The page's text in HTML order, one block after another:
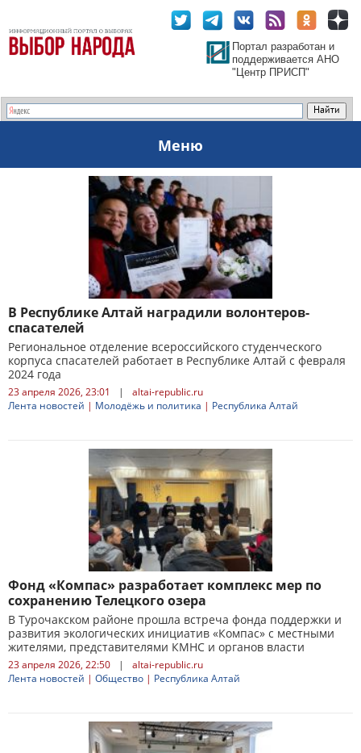
Портал разработан и
поддерживается АНО
"Центр ПРИСП"
Меню
В Республике Алтай наградили волонтеров-
спасателей
Региональное отделение всероссийского студенческого
корпуса спасателей работает в Республике Алтай с февраля
2024 года
23 апреля 2026, 23:01 |
altai-republic.ru
Лента новостей | Молодёжь и политика | Республика Алтай
Фонд «Компас» разработает комплекс мер по
сохранению Телецкого озера
В Турочакском районе прошла встреча фонда поддержки и
развития экологических инициатив «Компас» с местными
жителями, представителями КМНС и органов власти
23 апреля 2026, 22:50 |
altai-republic.ru
Лента новостей | Общество | Республика Алтай